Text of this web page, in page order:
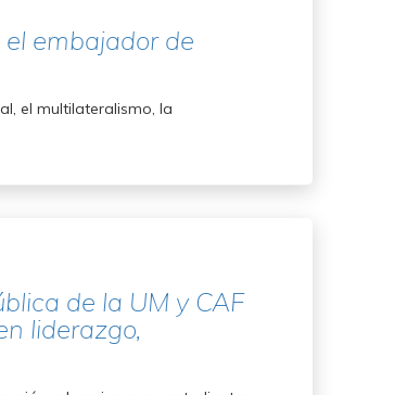
embajador de
el multilateralismo, la
de la UM y CAF
liderazgo,